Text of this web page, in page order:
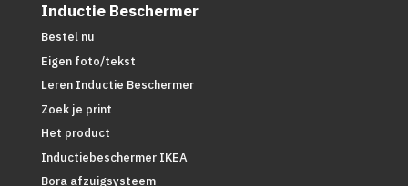
Inductie Beschermer
Bestel nu
Eigen foto/tekst
Leren Inductie Beschermer
Zoek je print
Het product
Inductiebeschermer IKEA
Bora afzuigsysteem